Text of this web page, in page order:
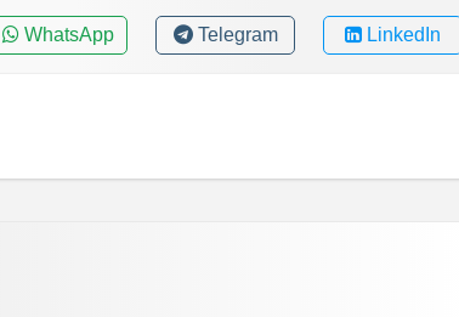
WhatsApp Telegram LinkedIn